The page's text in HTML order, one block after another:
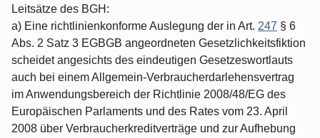
Leitsätze des BGH:
a) Eine richtlinienkonforme Auslegung der in Art. 247 § 6
Abs. 2 Satz 3 EGBGB angeordneten Gesetzlichkeitsfiktion
scheidet angesichts des eindeutigen Gesetzeswortlauts
auch bei einem Allgemein-Verbraucherdarlehensvertrag
im Anwendungsbereich der Richtlinie 2008/48/EG des
Europäischen Parlaments und des Rates vom 23. April
2008 über Verbraucherkreditverträge und zur Aufhebung